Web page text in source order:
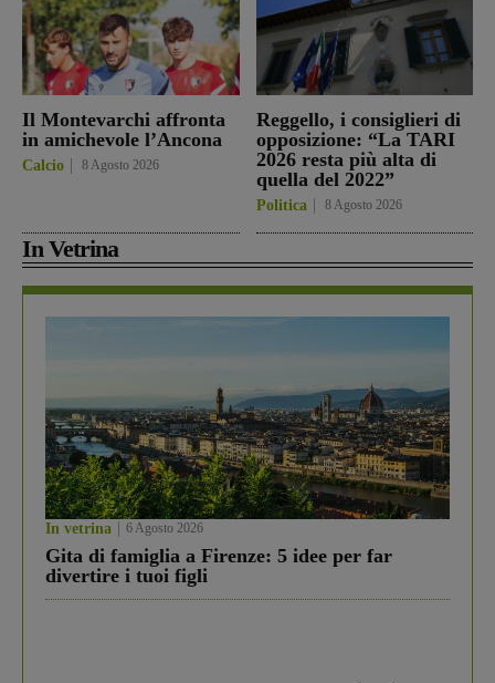
Il Montevarchi affronta
in amichevole l’Ancona
Calcio 8 Agosto 2026
Reggello, i consiglieri di
opposizione: “La TARI
2026 resta più alta di
quella del 2022”
Politica 8 Agosto 2026
In Vetrina
In vetrina 6 Agosto 2026
Gita di famiglia a Firenze: 5 idee per far
divertire i tuoi figli